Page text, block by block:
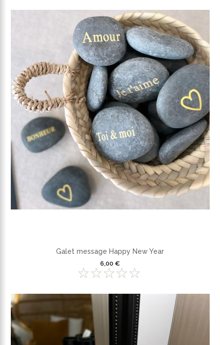
Galet message Happy New Year
6,00 €